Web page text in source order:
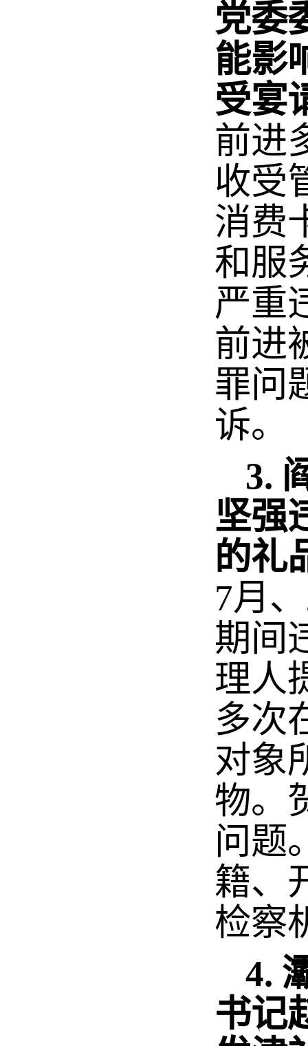
党委
能影
受宴
前进
收受
消费
和服
严重
前进
罪问
诉。
3.
坚强
的礼
7月
期间
理人
多次
对象
物。
问题
籍、
检察
4.
书记